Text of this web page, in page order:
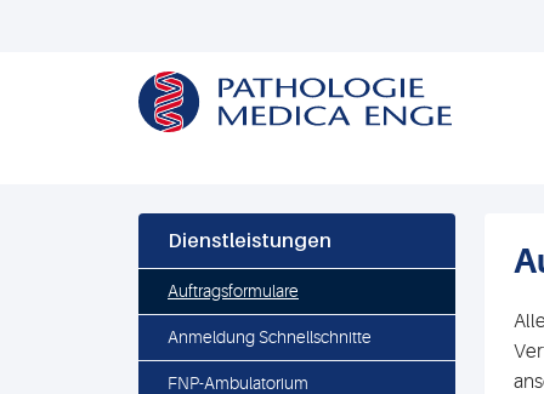
Dienstleistungen
Auftragsformulare
Anmeldung Schnellschnitte
FNP-Ambulatorium